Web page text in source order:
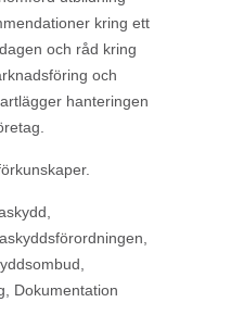
kring ett
och råd kring
och
hanteringen
Dokumentation